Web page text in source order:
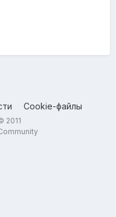
Cookie-файлы
2011